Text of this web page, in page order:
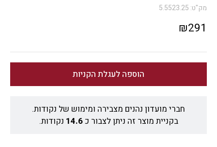
מק"ט: 5.5523.25
₪291
הוספה לעגלת הקניות
חברי מועדון נהנים מצבירה ומימוש של נקודות.
בקניית מוצר זה ניתן לצבור כ14.6 נקודות.